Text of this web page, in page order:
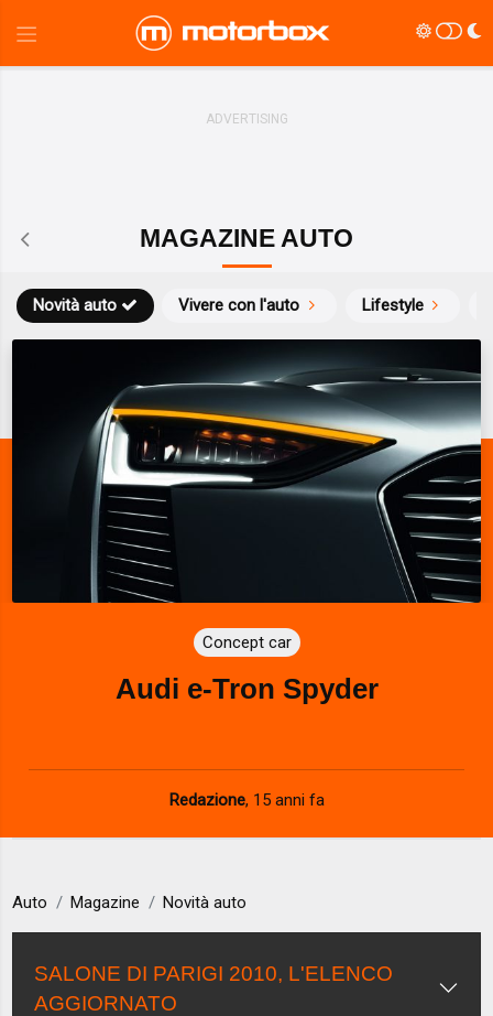
MAGAZINE AUTO
Novità auto Vivere con l'auto Lifestyle
Concept car
Audi e-Tron Spyder
Redazione, 15 anni fa
Auto Magazine Novità auto
SALONE DI PARIGI 2010, L'ELENCO
AGGIORNATO